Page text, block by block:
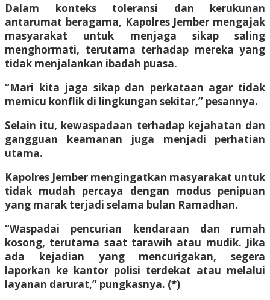
Dalam konteks toleransi dan kerukunan
antarumat beragama, Kapolres Jember mengajak
masyarakat untuk menjaga sikap saling
menghormati, terutama terhadap mereka yang
tidak menjalankan ibadah puasa.
“Mari kita jaga sikap dan perkataan agar tidak
memicu konflik di lingkungan sekitar,” pesannya.
Selain itu, kewaspadaan terhadap kejahatan dan
gangguan keamanan juga menjadi perhatian
utama.
Kapolres Jember mengingatkan masyarakat untuk
tidak mudah percaya dengan modus penipuan
yang marak terjadi selama bulan Ramadhan.
“Waspadai pencurian kendaraan dan rumah
kosong, terutama saat tarawih atau mudik. Jika
ada kejadian yang mencurigakan, segera
laporkan ke kantor polisi terdekat atau melalui
layanan darurat,” pungkasnya. (*)